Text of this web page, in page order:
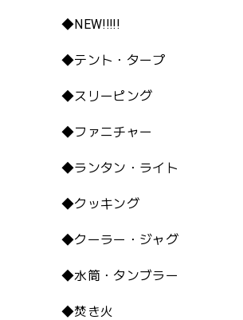
◆NEW!!!!!
◆テント・タープ
◆スリーピング
◆ファニチャー
◆ランタン・ライト
◆クッキング
◆クーラー・ジャグ
◆水筒・タンブラー
◆焚き火